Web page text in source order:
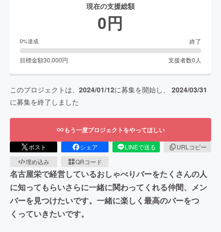
現在の支援総額
0円
0%達成 終了
目標金額30,000円 支援者数0 人
このプロジェクトは、 2024/01/12に募集を開始し、 2024/03/31
に募集を終了しました
もう一度プロジェクトをやってほしい
ポスト シェア LINEで送る
URLコピー
埋め込み
QRコード
名古屋栄で経営しているおしゃべりバーをたくさんの人
に知ってもらいさらに一緒に関わってくれる仲間、メン
バーを見つけたいです。一緒に楽しく最高のバーをつ
くっていきたいです。